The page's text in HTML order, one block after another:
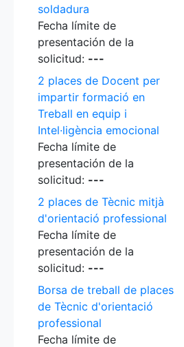
soldadura
Fecha límite de
presentación de la
solicitud: ---
2 places de Docent per
impartir formació en
Treball en equip i
Intel·ligència emocional
Fecha límite de
presentación de la
solicitud: ---
2 places de Tècnic mitjà
d'orientació professional
Fecha límite de
presentación de la
solicitud: ---
Borsa de treball de places
de Tècnic d'orientació
professional
Fecha límite de